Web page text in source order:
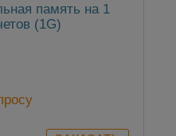
память на 1
(1G)